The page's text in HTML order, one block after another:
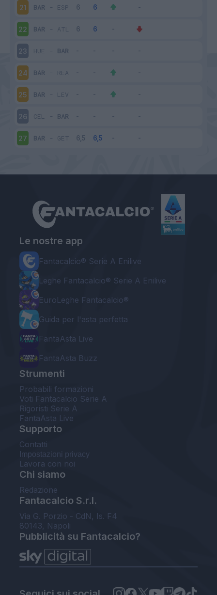
21 BAR - ESP
22 BAR - ATL
23 HUE - BAR
24 BAR - REA
25 BAR - LEV
26 CEL - BAR
27 BAR - GET
Le nostre app
Fantacalcio® Serie A Enilive
Leghe Fantacalcio® Serie A Enilive
EuroLeghe Fantacalcio®
Guida per l'asta perfetta
FantaAsta Live
FantaAsta Buzz
Strumenti
Probabili formazioni
Voti Fantacalcio Serie A
Rigoristi Serie A
FantaAsta Live
Supporto
Contatti
Impostazioni privacy
Lavora con noi
Chi siamo
Redazione
Fantacalcio S.r.l.
Via G. Porzio - CdN, Is. F4
80143, Napoli
Pubblicità su Fantacalcio?